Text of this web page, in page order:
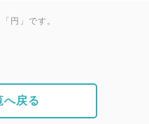
火券とおやつ券を1枚ずつ
円（消費税込）を頂戴
ご了承くださいませ。
円」です。
へ戻る